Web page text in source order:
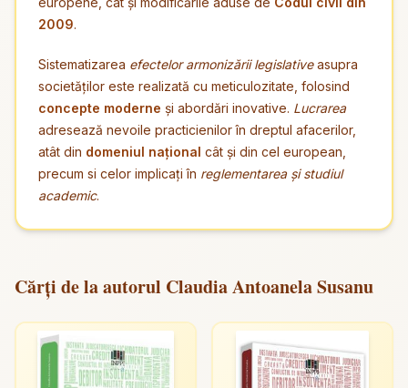
2009.
Sistematizarea efectelor armonizării legislativeasupra
societăților este realizată cu meticulozitate, folosind
concepte moderne și abordări inovative. Lucrarea
adresează nevoile practicienilor în dreptul afacerilor,
atât din domeniul național cât și din cel european,
precum si celor implicați în reglementarea și studiul
academic.
Cărți de la autorul Claudia Antoanela Susanu